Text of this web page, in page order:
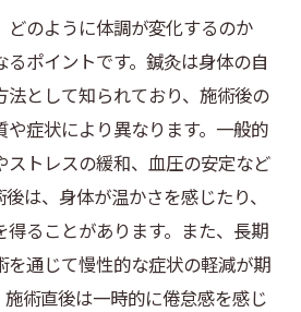
どのように体調が変化するのか
ポイントです。鍼灸は身体の自
として知られており、施術後の
や症状により異なります。一般的
ストレスの緩和、血圧の安定など
は、身体が温かさを感じたり、
得ることがあります。また、長期
を通じて慢性的な症状の軽減が期
術直後は一時的に倦怠感を感じ